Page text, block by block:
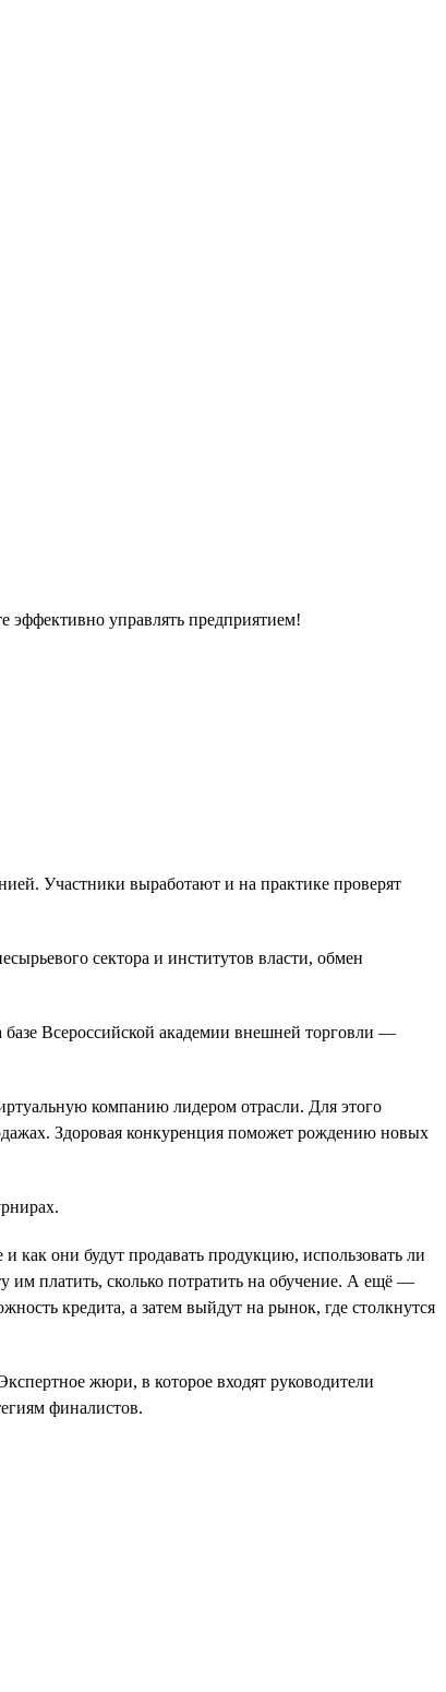
эффективно управлять предприятием!
Участники выработают и на практике проверят
сектора и институтов власти, обмен
базе Всероссийской академии внешней торговли —
компанию лидером отрасли. Для этого
Здоровая конкуренция поможет рождению новых
как они будут продавать продукцию, использовать ли
им платить, сколько потратить на обучение. А ещё —
кредита, а затем выйдут на рынок, где столкнутся
жюри, в которое входят руководители
финалистов.